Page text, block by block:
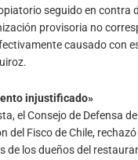
seguido en contra
provisoria no
causado con
injustificado»
el Consejo de Defensa
del Fisco de Chile,
de los dueños del